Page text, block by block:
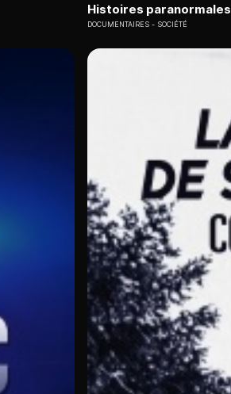
Histoires paranormales
DOCUMENTAIRES SOCIÉTÉ